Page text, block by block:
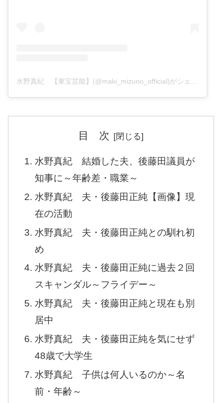
水野真紀 【東宝芸能】(@maki_mizuno_official)がシェアした投稿
目 次
水野真紀 結婚した夫、後藤田議員が
知事に～年齢差・職業～
水野真紀 夫・後藤田正純【画像】現
在の活動
水野真紀 夫・後藤田正純との馴れ初
め
水野真紀 夫・後藤田正純に過去２回
スキャンダル～フライデー～
水野真紀 夫・後藤田正純と現在も別
居中
水野真紀 夫・後藤田正純を気にせず
48歳で大学生
水野真紀 子供は何人いるのか～名
前・年齢～